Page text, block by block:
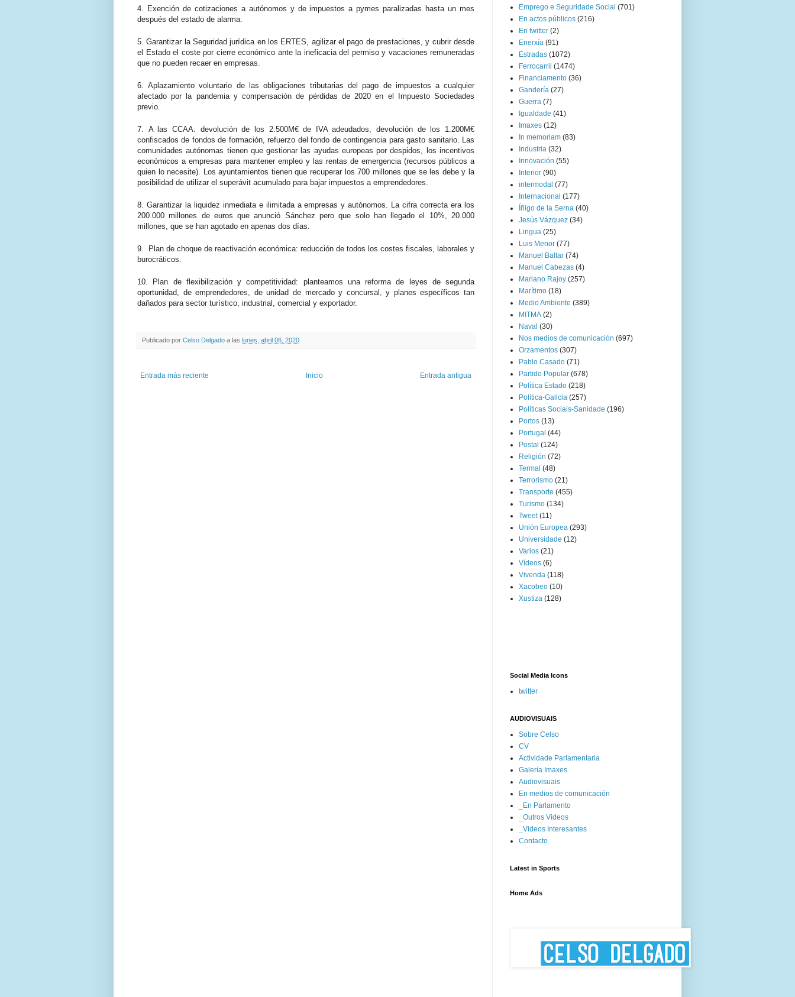
4. Exención de cotizaciones a autónomos y de impuestos a pymes paralizadas hasta un mes
después del estado de alarma.
5.Garantizar la Seguridad jurídica en los ERTES, agilizar el pago de prestaciones, y cubrir desde
el Estado el coste por cierre económico ante la ineficacia del permiso y vacaciones remuneradas
que no pueden recaer en empresas.
6.Aplazamiento voluntario de las obligaciones tributarias del pago de impuestos a cualquier
afectado por la pandemia y compensación de pérdidas de 2020 en el Impuesto Sociedades
previo.
7. A las CCAA: devolución de los 2.500M€ de IVA adeudados, devolución de los 1.200M€
confiscados de fondos de formación, refuerzo del fondo de contingencia para gasto sanitario. Las
comunidades autónomas tienen que gestionar las ayudas europeas por despidos, los incentivos
económicos a empresas para mantener empleo y las rentas de emergencia (recursos públicos a
quien lo necesite). Los ayuntamientos tienen que recuperar los 700 millones que se les debe y la
posibilidad de utilizar el superávit acumulado para bajar impuestos a emprendedores.
8. Garantizar la liquidez inmediata e ilimitada a empresas y autónomos. La cifra correcta era los
200.000 millones de euros que anunció Sánchez pero que solo han llegado el 10%, 20.000
millones, que se han agotado en apenas dos días.
9.
Plan de choque de reactivación económica: reducción de todos los costes fiscales, laborales y
burocráticos.
10.
Plan de flexibilización y competitividad: planteamos una reforma de leyes de segunda
oportunidad, de emprendedores, de unidad de mercado y concursal, y planes específicos tan
dañados para sector turístico, industrial, comercial y exportador.
Publicado por Celso Delgado a las lunes, abril 06, 2020
Entrada más reciente Entrada antigua
Inicio
Emprego e Seguridade Social (701)
En actos públicos (216)
En twitter (2)
Enerxía (91)
Estradas (1072)
Ferrocarril (1474)
Financiamento (36)
Gandería (27)
Guerra (7)
Igualdade (41)
Imaxes (12)
In memoriam (83)
Industria (32)
Innovación (55)
Interior (90)
intermodal (77)
Internacional (177)
Íñigo de la Serna (40)
Jesús Vázquez (34)
Lingua (25)
Luis Menor (77)
Manuel Baltar (74)
Manuel Cabezas (4)
Mariano Rajoy (257)
Marítimo (18)
Medio Ambiente (389)
MITMA (2)
Naval (30)
Nos medios de comunicación (697)
Orzamentos (307)
Pablo Casado (71)
Partido Popular (678)
Política Estado (218)
Política-Galicia (257)
Políticas Sociais-Sanidade (196)
Portos (13)
Portugal (44)
Postal (124)
Religión (72)
Termal (48)
Terrorismo (21)
Transporte (455)
Turismo (134)
Tweet (11)
Unión Europea (293)
Universidade (12)
Varios (21)
Vídeos (6)
Vivenda (118)
Xacobeo (10)
Xustiza (128)
Social Media Icons
twitter
AUDIOVISUAIS
Sobre Celso
CV
Actividade Parlamentaria
Galería Imaxes
Audiovisuais
En medios de comunicación
_En Parlamento
_Outros Videos
_Videos Interesantes
Contacto
Latest in Sports
Home Ads